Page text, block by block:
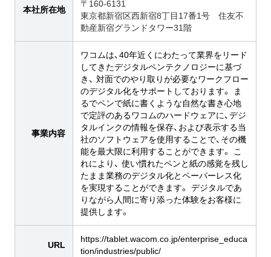
本社所在地
〒160-6131
東京都新宿区西新宿8丁目17番1号 住友不
動産新宿グランドタワー31階
事業内容
ワコムは、40年近くにわたって業界をリード
してきたデジタルペンテクノロジーに基づ
き、 対面でのやり取りが必要なワークフロー
のデジタル化をサポートしております。 ま
るでペンで紙に書くような自然な書き心地
で定評のあるワコムのハードウェアに、デジ
タルインクの情報を保存、および表示する当
社のソフトウェアを使用することで、その機
能を最大限に利用することができます。 こ
れにより、 使い慣れたペンと紙の感覚を残し
たまま業務のデジタル化とペーパーレス化
を実現することができます。 デジタルであ
りながら人間に寄り添った体験をお客様に
提供します。
URL
https://tablet.wacom.co.jp/enterprise_educa
tion/industries/public/